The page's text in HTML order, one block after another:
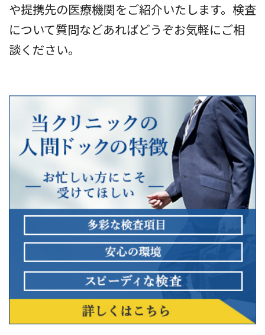
や提携先の医療機関をご紹介いたします。検査
について質問などあればどうぞお気軽にご相
談ください。